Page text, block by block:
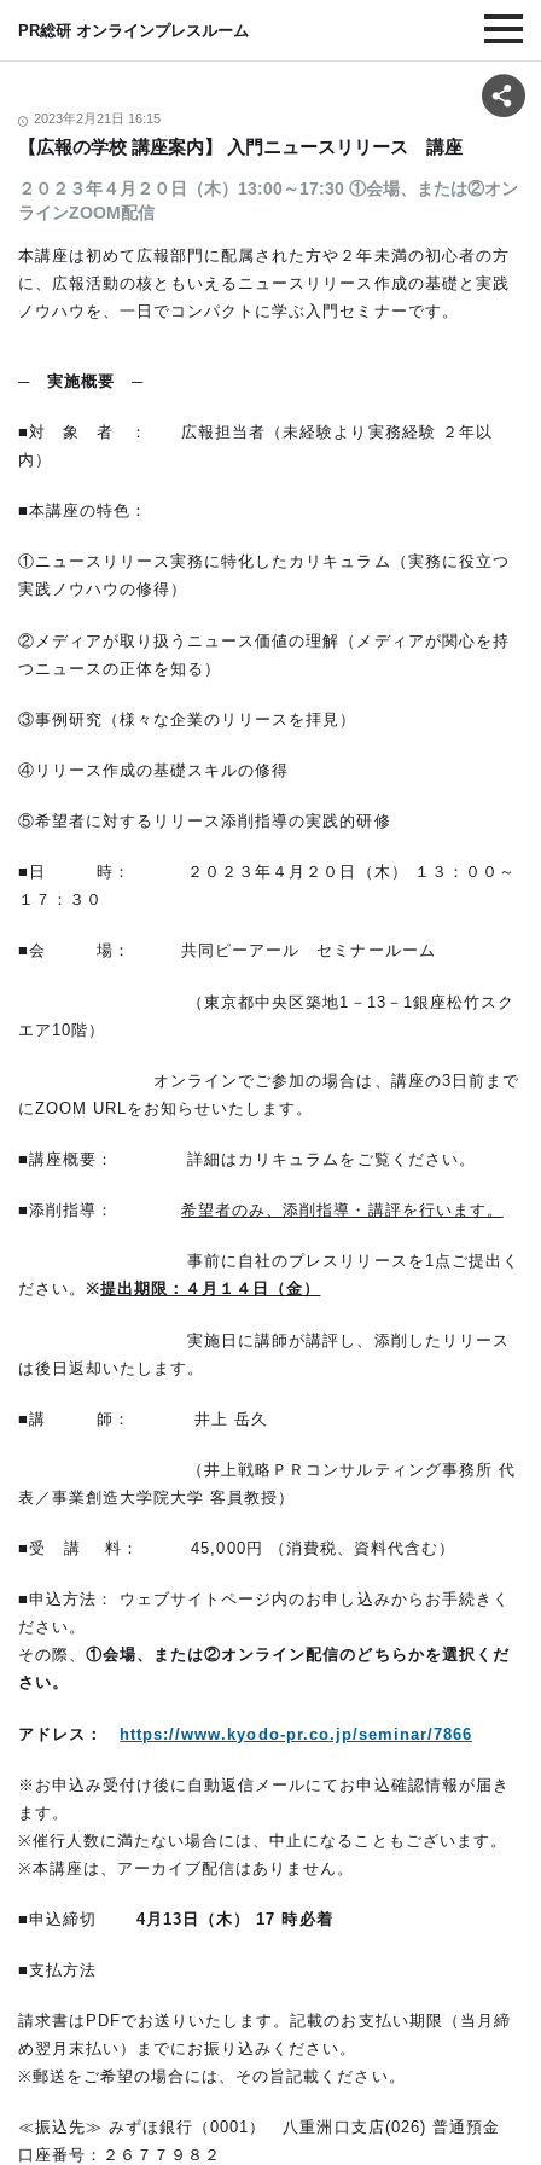
PR総研 オンラインプレスルーム
2023年2月21日 16:15
【広報の学校 講座案内】 入門ニュースリリース 講座
２０２３年４月２０日（木）13:00～17:30 ①会場、または②オン
ラインZOOM配信
本講座は初めて広報部門に配属された方や２年未満の初心者の方
に、広報活動の核ともいえるニュースリリース作成の基礎と実践
ノウハウを、一日でコンパクトに学ぶ入門セミナーです。
─実施概要 ─
■対 象 者 ： 広報担当者（未経験より実務経験 ２年以
内）
■本講座の特色：
①ニュースリリース実務に特化したカリキュラム（実務に役立つ
実践ノウハウの修得）
②メディアが取り扱うニュース価値の理解（メディアが関心を持
つニュースの正体を知る）
③事例研究（様々な企業のリリースを拝見）
④リリース作成の基礎スキルの修得
⑤希望者に対するリリース添削指導の実践的研修
■日 時： ２０２３年４月２０日（木） １３：００～
１７：３０
■会 場： 共同ピーアール セミナールーム
（東京都中央区築地1 － 13 － 1 銀座松竹スク
エア 10階）
オンラインでご参加の場合は、講座の3 日前まで
にZOOM URL をお知らせいたします。
■講座概要： 詳細はカリキュラムをご覧ください。
■添削指導：希望者のみ、添削指導・講評を行います。
事前に自社のプレスリリースを 1点ご提出く
ださい。※提出期限：４月１４日（金）
実施日に講師が講評し、添削したリリース
は後日返却いたします。
■講 師： 井上 岳久
（井上戦略ＰＲコンサルティング事務所 代
表／事業創造大学院大学 客員教授）
■受 講 料： 45,000 円 （消費税、資料代含む）
■申込方法： ウェブサイトページ内のお申し込みからお手続きく
ださい。
その際、①会場、または②オンライン配信のどちらかを選択くだ
さい。
アドレス：https://www.kyodo-pr.co.jp/seminar/7866
※お申込み受付け後に自動返信メールにてお申込確認情報が届き
ます。
※催行人数に満たない場合には、中止になることもございます。
※本講座は、アーカイブ配信はありません。
■申込締切 4月13日（木） 17 時必着
■支払方法
請求書は PDFでお送りいたします。記載のお支払い期限（当月締
め翌月末払い）までにお振り込みください。
※郵送をご希望の場合には、その旨記載ください。
≪振込先≫ みずほ銀行（0001） 八重洲口支店(026) 普通預金
口座番号：２６７７９８２